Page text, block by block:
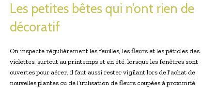
Les petites bêtes qui n’ont rien de
décoratif
On inspecte régulièrement les feuilles, les fleurs et les pétioles des
violettes, surtout au printemps et en été, lorsque les fenêtres sont
ouvertes pour aérer. il faut aussi rester vigilant lors de l’achat de
nouvelles plantes ou de l’utilisation de fleurs coupées à proximité.